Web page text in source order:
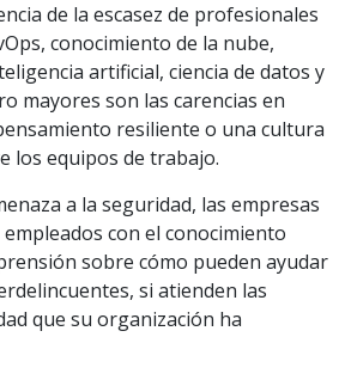
de la escasez de profesionales
conocimiento de la nube,
artificial, ciencia de datos y
mayores son las carencias en
resiliente o una cultura
los equipos de trabajo.
a la seguridad, las empresas
con el conocimiento
sobre cómo pueden ayudar
si atienden las
que su organización ha